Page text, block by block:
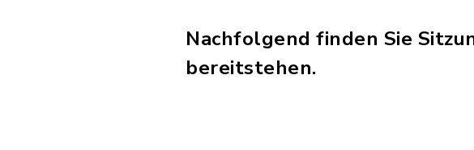
Nachfolgend finden Sie
bereitstehen.